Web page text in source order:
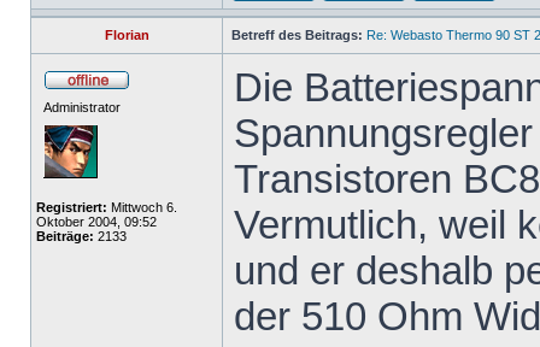
Florian Betreff des Beitrags: Re: Webasto Thermo 90 ST
Administrator
Registriert: Mittwoch 6.
Oktober 2004, 09:52
Beiträge: 2133
Die
Transistoren
Vermutlich, weil
und er deshalb
der 510 Ohm